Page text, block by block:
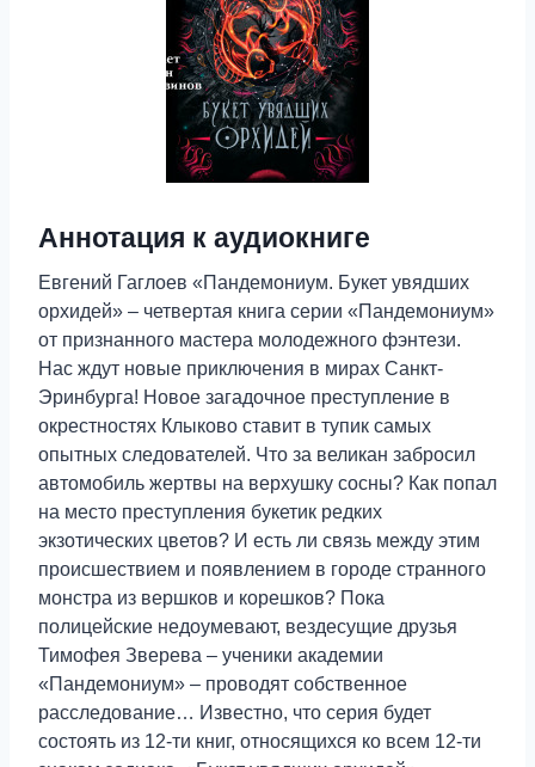
Аннотация к аудиокниге
Евгений Гаглоев «Пандемониум. Букет увядших
орхидей» – четвертая книга серии «Пандемониум»
от признанного мастера молодежного фэнтези.
Нас ждут новые приключения в мирах Санкт-
Эринбурга! Новое загадочное преступление в
окрестностях Клыково ставит в тупик самых
опытных следователей. Что за великан забросил
автомобиль жертвы на верхушку сосны? Как попал
на место преступления букетик редких
экзотических цветов? И есть ли связь между этим
происшествием и появлением в городе странного
монстра из вершков и корешков? Пока
полицейские недоумевают, вездесущие друзья
Тимофея Зверева – ученики академии
«Пандемониум» – проводят собственное
расследование… Известно, что серия будет
состоять из 12-ти книг, относящихся ко всем 12-ти